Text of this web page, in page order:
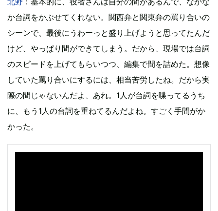
か台詞をかぶせてくれない。関西弁と関東弁の罵り合いの
シーンで、最後にうわーっと盛り上げようと思ってたんだ
けど、やっぱり間ができてしまう。だから、現場では台詞
のスピードを上げてもらいつつ、編集で間を詰めた。想像
していた罵り合いにするには、相当苦労したね。だから実
際の間じゃないんだよ、あれ。1人が台詞を喋ってるうち
に、もう1人の台詞を重ねてるんだよね。すごく手間がか
かった。